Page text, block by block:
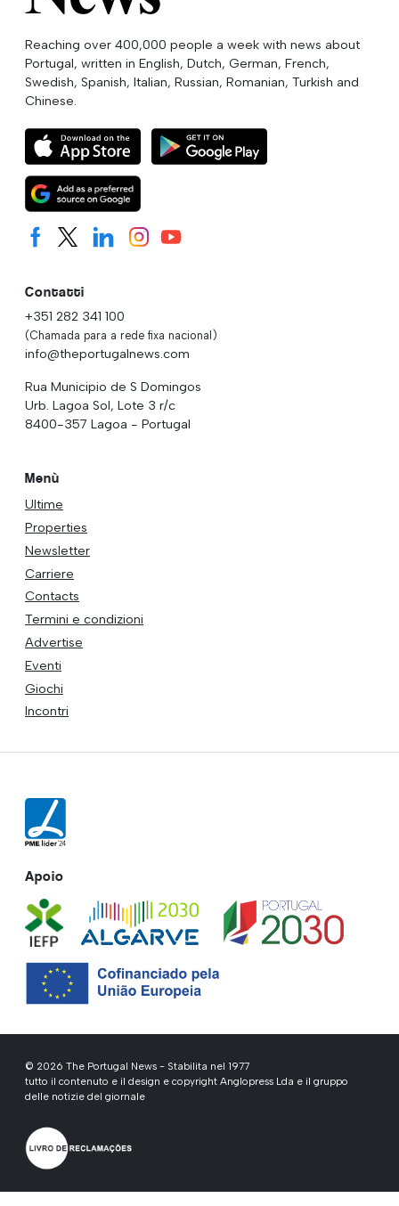
Reaching over 400,000 people a week with news about
Portugal, written in English, Dutch, German, French,
Swedish, Spanish, Italian, Russian, Romanian, Turkish and
Chinese.
Contatti
+351 282 341 100
(Chamada para a rede fixa nacional)
info@theportugalnews.com
Rua Municipio de S Domingos
Urb. Lagoa Sol, Lote 3 r/c
8400-357 Lagoa - Portugal
Menù
Ultime
Properties
Newsletter
Carriere
Contacts
Termini e condizioni
Advertise
Eventi
Giochi
Incontri
Apoio
© 2026 The Portugal News - Stabilita nel 1977
tutto il contenuto e il design e copyright Anglopress Lda e il gruppo
delle notizie del giornale